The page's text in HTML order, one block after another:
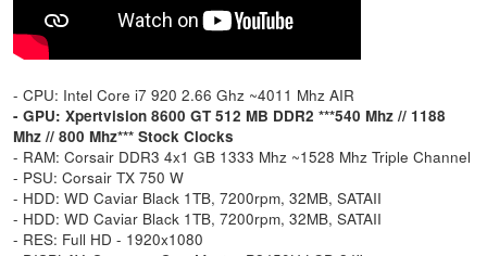
- CPU: Intel Core i7 920 2.66 Ghz ~4011 Mhz AIR
- GPU: Xpertvision 8600 GT 512 MB DDR2 ***540 Mhz // 1188
Mhz // 800 Mhz*** Stock Clocks
- RAM: Corsair DDR3 4x1 GB 1333 Mhz ~1528 Mhz Triple Channel
- PSU: Corsair TX 750 W
- HDD: WD Caviar Black 1TB, 7200rpm, 32MB, SATAII
- HDD: WD Caviar Black 1TB, 7200rpm, 32MB, SATAII
- RES: Full HD - 1920x1080